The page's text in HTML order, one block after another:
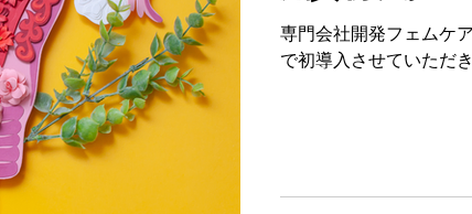
の場所であっても不快
活の質が悪化する 症状
ング力と膣エステで 心
専門会社開発フェムケ
で初導入させていただき